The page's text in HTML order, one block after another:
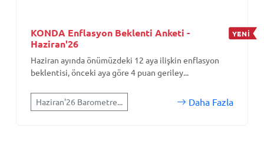
KONDA Enflasyon Beklenti Anketi -
Haziran'26
YENİ
Haziran ayında önümüzdeki 12 aya ilişkin enflasyon
beklentisi, önceki aya göre 4 puan geriley...
Haziran'26 Barometre... Daha Fazla